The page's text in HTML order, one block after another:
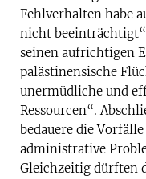
Fehlverhalten habe
nicht
seinen aufrichtigen
palästinensische
unermüdliche und
Ressourcen“.
bedauere die
administrative
Gleichzeitig dürften